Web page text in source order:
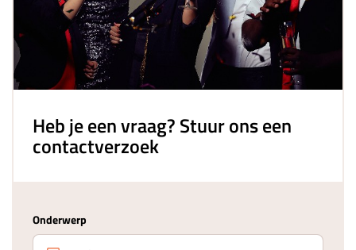
Heb je een vraag? Stuur ons een
contactverzoek
Onderwerp